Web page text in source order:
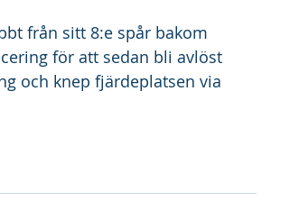
från sitt 8:e spår bakom
för att sedan bli avlöst
och knep fjärdeplatsen via